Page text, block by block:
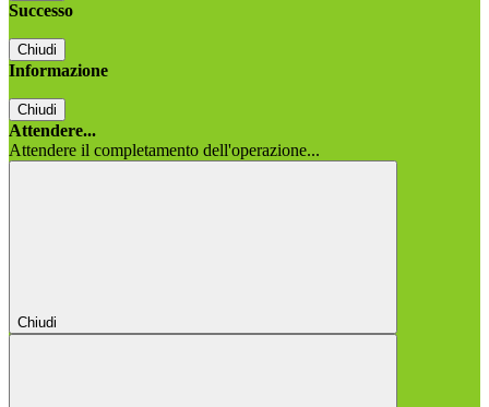
Successo
Chiudi
Informazione
Chiudi
Attendere...
Attendere il completamento dell'operazione...
Chiudi